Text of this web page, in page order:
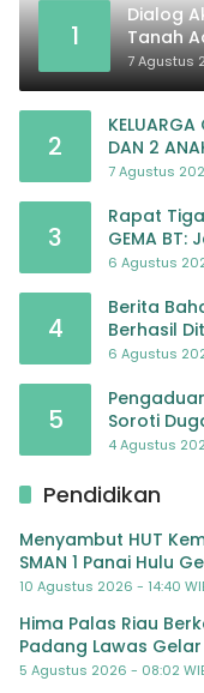
1
Dialog
Tanah
7 Agustus
2
DAN 2
JULI 2026
7 Agustus
3
Rapat
GEMA BT:
6 Agustus
4
Berita
Berhasil
6 Agustus
5
Soroti
TK Al-
4 Agustus
Pendidikan
Menyambut HUT
SMAN 1 Panai Hulu
10 Agustus 2026 - 14:40
Hima Palas Riau
Padang Lawas
Padang Lawas
5 Agustus 2026 - 08:02